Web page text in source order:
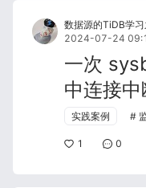
数据源的TiDB学
2024-07-24
一次
中连接
实践案例
1 0